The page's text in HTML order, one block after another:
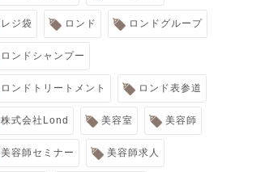
レジ袋 ロンド ロンドグループ
ロンドシャンプー
ロンドトリートメント ロンド表参道
株式会社Lond 美容室 美容師
美容師セミナー 美容師求人